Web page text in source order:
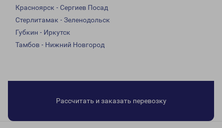
Красноярск - Сергиев Посад
Стерлитамак - Зеленодольск
Губкин - Иркутск
Тамбов - Нижний Новгород
Рассчитать и заказать перевозку